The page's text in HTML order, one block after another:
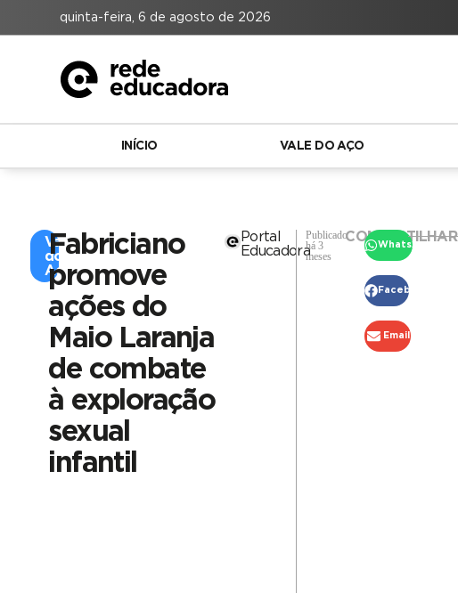
quinta-feira, 6 de agosto de 2026
INÍCIO VALE DO AÇO
Vale
do
Aço
Fabriciano
promove
ações do
Maio Laranja
de combate
à exploração
sexual
infantil
Portal
Educadora
Publicado
há 3
meses
COMPARTILHAR
WhatsApp
Facebook
Email